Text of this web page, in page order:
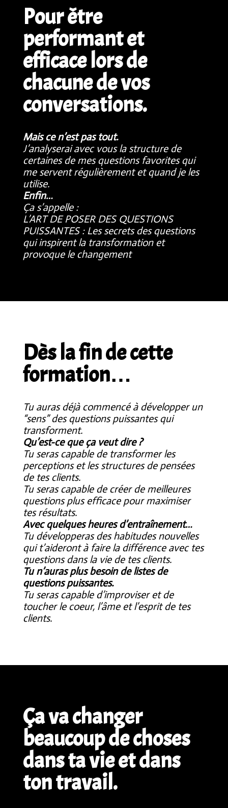
Pour être
performant et
efficace lors de
chacune de vos
conversations.
Mais ce n’est pas tout.
J’analyserai avec vous la structure de
certaines de mes questions favorites qui
me servent régulièrement et quand je les
utilise.
Enfin…
Ça s’appelle :
L’ART DE POSER DES QUESTIONS
PUISSANTES : Les secrets des questions
qui inspirent la transformation et
provoque le changement
Dès la fin de cette
formation…
Tu auras déjà commencé à développer un
“sens” des questions puissantes qui
transforment.
Qu’est-ce que ça veut dire ?
Tu seras capable de transformer les
perceptions et les structures de pensées
de tes clients.
Tu seras capable de créer de meilleures
questions plus efficace pour maximiser
tes résultats.
Avec quelques heures d’entraînement…
Tu développeras des habitudes nouvelles
qui t’aideront à faire la différence avec tes
questions dans la vie de tes clients.
Tu n’auras plus besoin de listes de
questions puissantes.
Tu seras capable d’improviser et de
toucher le coeur, l’âme et l’esprit de tes
clients.
Ça va changer
beaucoup de choses
dans ta vie et dans
ton travail.